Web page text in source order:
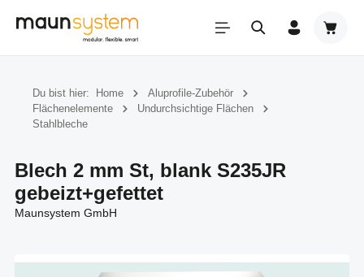
Zum Hauptinhalt springen
Du bist hier: Home
Aluprofile-Zubehör
Flächenelemente
Undurchsichtige Flächen
Stahlbleche
Blech 2 mm St, blank S235JR
gebeizt+gefettet
Maunsystem GmbH